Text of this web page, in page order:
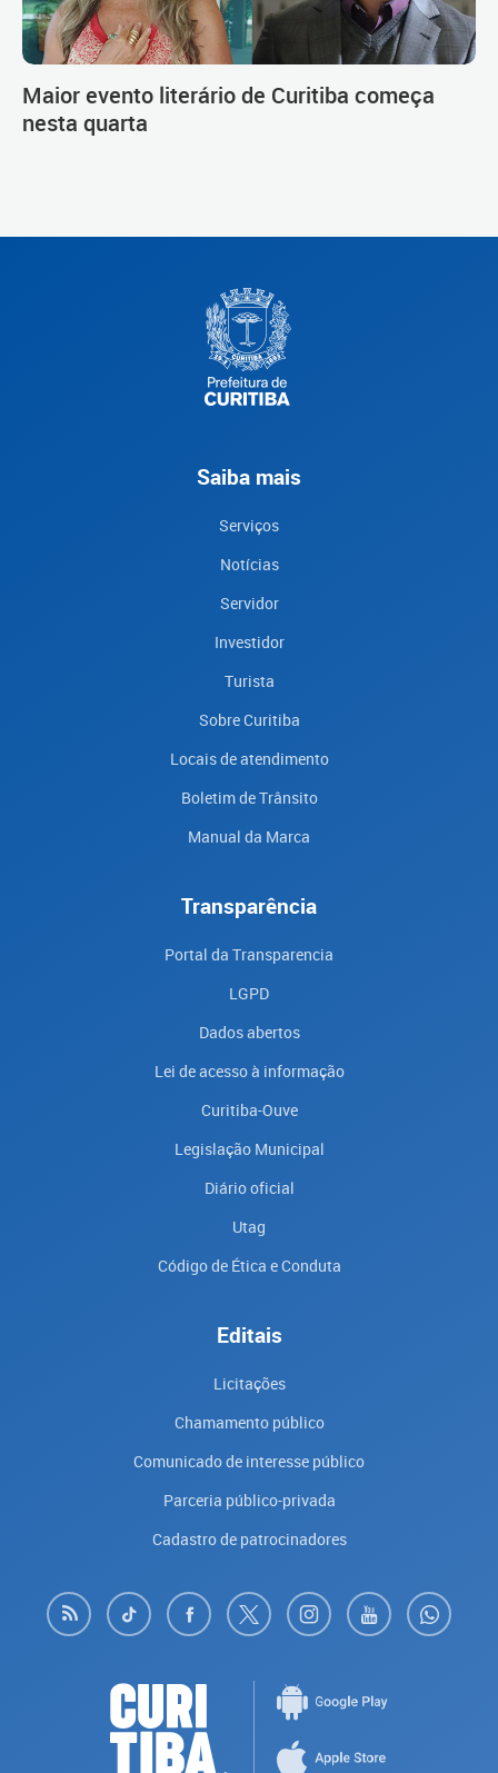
Maior evento literário de Curitiba começa
nesta quarta
Saiba mais
Serviços
Notícias
Servidor
Investidor
Turista
Sobre Curitiba
Locais de atendimento
Boletim de Trânsito
Manual da Marca
Transparência
Portal da Transparencia
LGPD
Dados abertos
Lei de acesso à informação
Curitiba-Ouve
Legislação Municipal
Diário oficial
Utag
Código de Ética e Conduta
Editais
Licitações
Chamamento público
Comunicado de interesse público
Parceria público-privada
Cadastro de patrocinadores